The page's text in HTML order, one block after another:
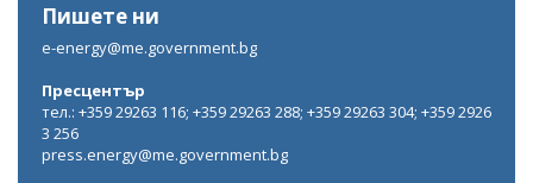
Пишете ни
e-energy@me.government.bg
Пресцентър
тел.: +359 29263 116; +359 29263 288; +359 29263 304; +359 2926
3 256
press.energy@me.government.bg